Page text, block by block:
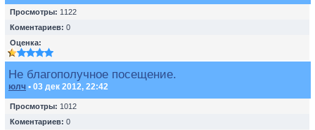
Просмотры: 1122
Коментариев: 0
Оценка:
Не благополучное посещение.
юлч • 03 дек 2012, 22:42
Просмотры: 1012
Коментариев: 0